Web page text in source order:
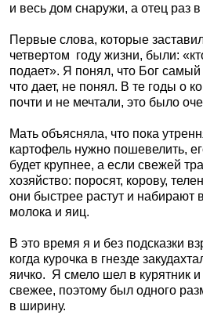
и весь дом снаружи, а отец раз
Первые слова, которые
четвертом году жизни, были:
подает». Я понял, что Бог
что дает, не понял. В те годы о
почти и не мечтали, это было
Мать объясняла, что пока
картофель нужно пошевелить,
будет крупнее, а если свежей
хозяйство: поросят, корову,
они быстрее растут и набирают
молока и яиц.
В это время я и без подсказки
когда курочка в гнезде
яичко. Я смело шел в курятник
свежее, поэтому был одного
в ширину.